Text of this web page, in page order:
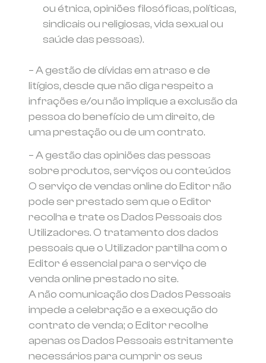
ou étnica, opiniões filosóficas, políticas,
sindicais ou religiosas, vida sexual ou
saúde das pessoas).
– A gestão de dívidas em atraso e de
litígios, desde que não diga respeito a
infrações e/ou não implique a exclusão da
pessoa do benefício de um direito, de
uma prestação ou de um contrato.
– A gestão das opiniões das pessoas
sobre produtos, serviços ou conteúdos
O serviço de vendas online do Editor não
pode ser prestado sem que o Editor
recolha e trate os Dados Pessoais dos
Utilizadores. O tratamento dos dados
pessoais que o Utilizador partilha com o
Editor é essencial para o serviço de
venda online prestado no site.
A não comunicação dos Dados Pessoais
impede a celebração e a execução do
contrato de venda; o Editor recolhe
apenas os Dados Pessoais estritamente
necessários para cumprir os seus